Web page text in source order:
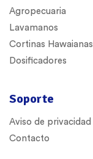
Agropecuaria
Lavamanos
Cortinas Hawaianas
Dosificadores
Soporte
Aviso de privacidad
Contacto